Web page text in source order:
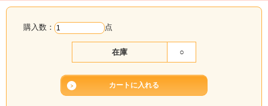
購入数： 点
在庫 ○